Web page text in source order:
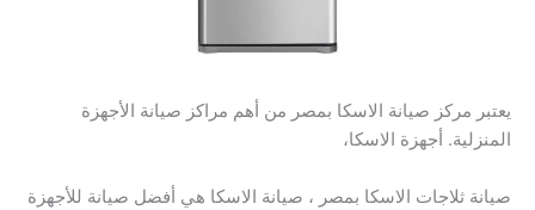
يعتبر مركز صيانة الاسكا بمصر من أهم مراكز صيانة الأجهزة
المنزلية. أجهزة الاسكا،
صيانة ثلاجات الاسكا بمصر ، صيانة الاسكا هي أفضل صيانة للأجهزة